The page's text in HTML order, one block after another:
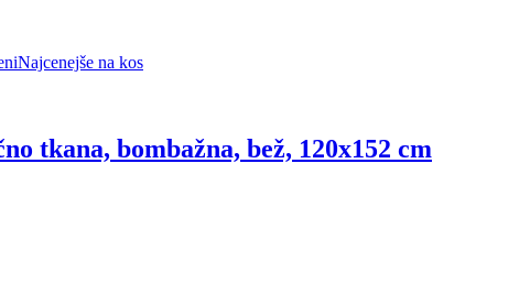
Najcenejše na kos
tkana, bombažna, bež, 120x152 cm